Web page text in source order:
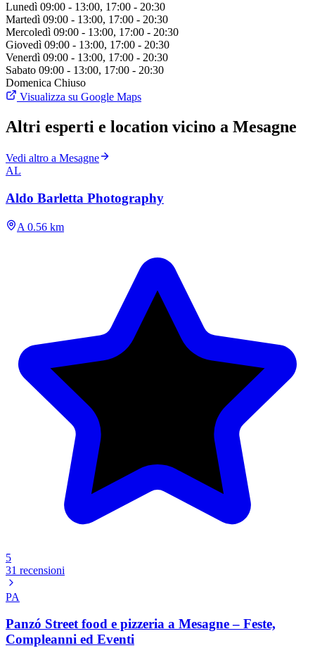
Lunedì 09:00 - 13:00, 17:00 - 20:30
Martedì 09:00 - 13:00, 17:00 - 20:30
Mercoledì 09:00 - 13:00, 17:00 - 20:30
Giovedì 09:00 - 13:00, 17:00 - 20:30
Venerdì 09:00 - 13:00, 17:00 - 20:30
Sabato 09:00 - 13:00, 17:00 - 20:30
Domenica Chiuso
Visualizza su Google Maps
Altri esperti e location vicino a Mesagne
Vedi altro a Mesagne
AL
Aldo Barletta Photography
A 0.56 km
5
31 recensioni
PA
Panzó Street food e pizzeria a Mesagne – Feste,
Compleanni ed Eventi